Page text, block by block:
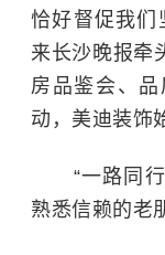
恰好督促我们
来长沙晚报牵
房品鉴会、
动，美迪装饰
“一路同行
熟悉信赖的老